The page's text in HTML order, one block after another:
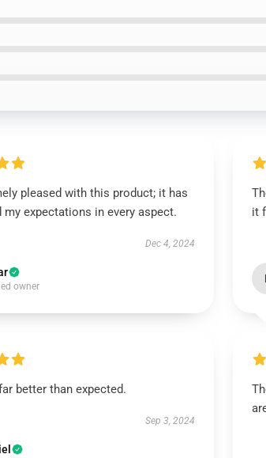
pleased with this product; it has
my expectations in every aspect.
Dec 4, 2024
owner
it
better than expected.
Sep 3, 2024